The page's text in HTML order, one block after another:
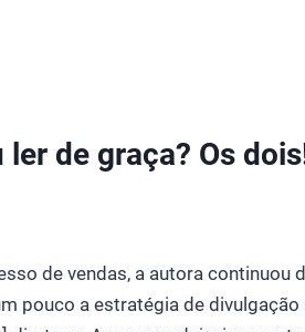
ler de graça? Os
de vendas, a autora continuou
pouco a estratégia de